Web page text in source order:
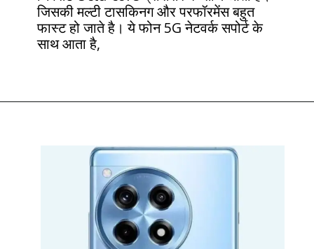
जिसकी मल्टी टासकिनग और परफॉरमेंस बहुत
फास्ट हो जाते है। ये फोन 5G नेटवर्क सपोर्ट के
साथ आता है,